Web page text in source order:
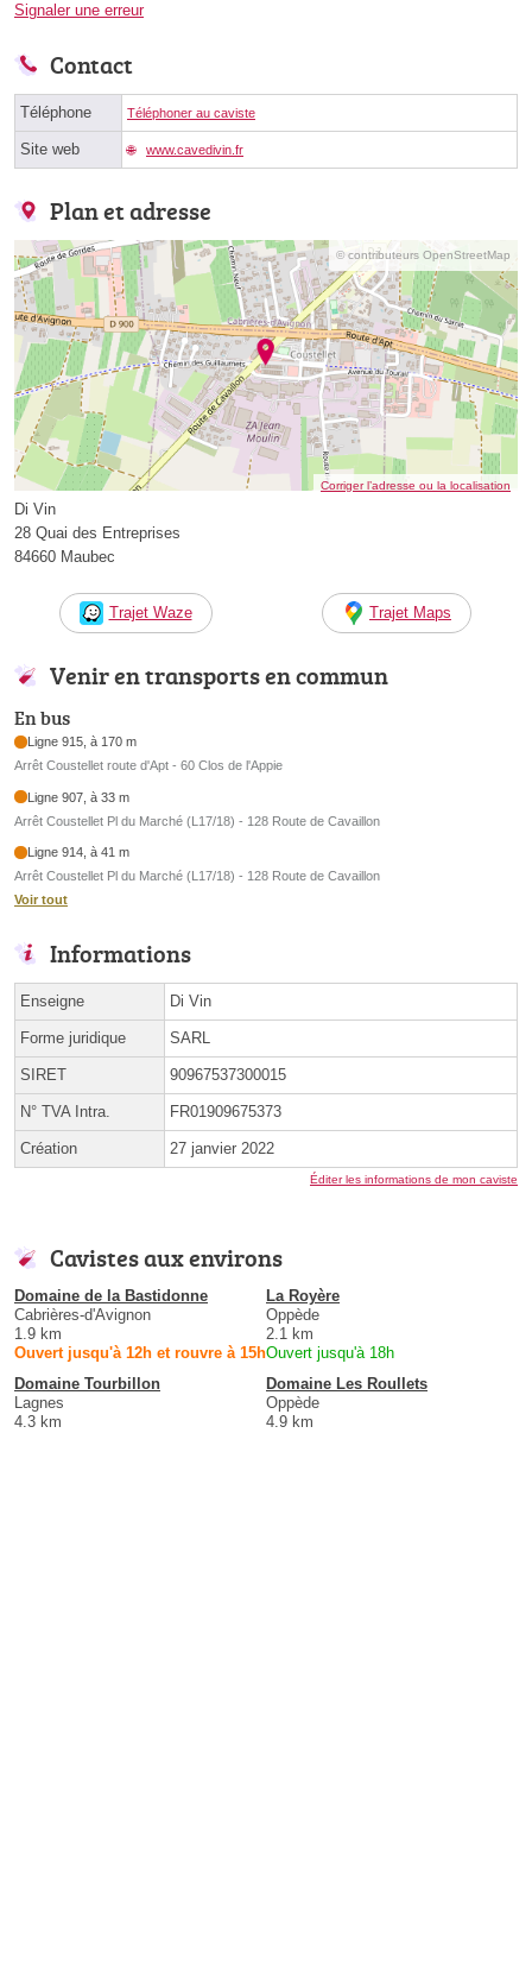
Signaler une erreur
Contact
Téléphone Téléphoner au caviste
Site web www.cavedivin.fr
Plan et adresse
© contributeurs OpenStreetMap
Corriger l’adresse ou la localisation
Di Vin
28 Quai des Entreprises
84660 Maubec
Trajet Waze Trajet Maps
Venir en transports en commun
En bus
Ligne 915, à 170 m
Arrêt Coustellet route d'Apt - 60 Clos de l'Appie
Ligne 907, à 33 m
Arrêt Coustellet Pl du Marché (L17/18) - 128 Route de Cavaillon
Ligne 914, à 41 m
Arrêt Coustellet Pl du Marché (L17/18) - 128 Route de Cavaillon
Voir tout
Informations
Enseigne Di Vin
Forme juridique SARL
SIRET 90967537300015
N° TVA Intra. FR01909675373
Création 27 janvier 2022
Éditer les informations de mon caviste
Cavistes aux environs
Domaine de la Bastidonne
Cabrières-d'Avignon
1.9 km
Ouvert jusqu'à 12h et rouvre à 15h
La Royère
Oppède
2.1 km
Ouvert jusqu'à 18h
Domaine Tourbillon
Lagnes
4.3 km
Domaine Les Roullets
Oppède
4.9 km